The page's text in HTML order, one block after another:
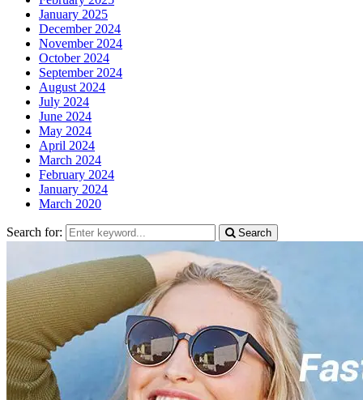
January 2025
December 2024
November 2024
October 2024
September 2024
August 2024
July 2024
June 2024
May 2024
April 2024
March 2024
February 2024
January 2024
March 2020
Search for: Search